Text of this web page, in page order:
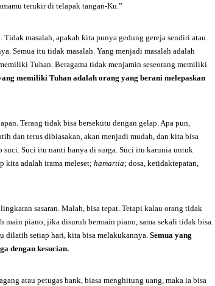
terukir di telapak tangan-Ku.”
masalah, apakah kita punya gedung gereja sendiri atau
Semua itu tidak masalah. Yang menjadi masalah adalah
Tuhan. Beragama tidak menjamin seseorang memiliki
memiliki Tuhan adalah orang yang berani melepaskan
Terang tidak bisa bersekutu dengan gelap. Apa pun,
dan terus dibiasakan, akan menjadi mudah, dan kita bisa
Suci itu nanti hanya di surga. Suci itu karunia untuk
kita adalah irama meleset; hamartia; dosa, ketidaktepatan,
sasaran. Malah, bisa tepat. Tetapi kalau orang tidak
main piano, jika disuruh bermain piano, sama sekali tidak bisa.
dilatih setiap hari, kita bisa melakukannya. Semua yang
dengan kesucian.
atau petugas bank, biasa menghitung uang, maka ia bisa